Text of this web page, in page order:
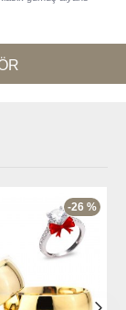
-26 %